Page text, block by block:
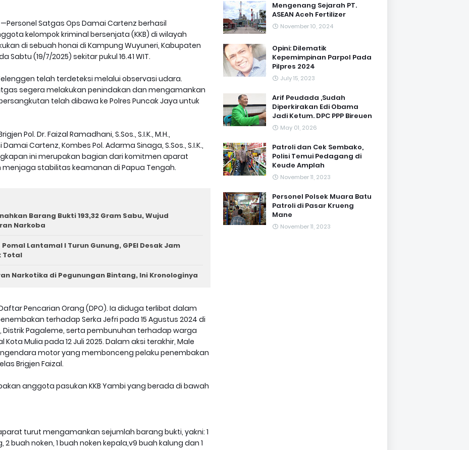
—Personel Satgas Ops Damai Cartenz berhasil
kelompok kriminal bersenjata (KKB) di wilayah
di sebuah honai di Kampung Wuyuneri, Kabupaten
Sabtu (19/7/2025) sekitar pukul 16.41 WIT.
telah terdeteksi melalui observasi udara.
segera melakukan penindakan dan mengamankan
telah dibawa ke Polres Puncak Jaya untuk
Pol. Dr. Faizal Ramadhani, S.Sos., S.I.K., M.H.,
Cartenz, Kombes Pol. Adarma Sinaga, S.Sos., S.I.K.,
ini merupakan bagian dari komitmen aparat
stabilitas keamanan di Papua Tengah.
Barang Bukti 193,32 Gram Sabu, Wujud
Narkoba
Pomal Lantamal I Turun Gunung, GPEI Desak Jam
Total
Narkotika di Pegunungan Bintang, Ini Kronologinya
Pencarian Orang (DPO). Ia diduga terlibat dalam
terhadap Serka Jefri pada 15 Agustus 2024 di
Distrik Pagaleme, serta pembunuhan terhadap warga
Kota Mulia pada 12 Juli 2025. Dalam aksi terakhir, Male
motor yang membonceng pelaku penembakan
Brigjen Faizal.
anggota pasukan KKB Yambi yang berada di bawah
turut mengamankan sejumlah barang bukti, yakni: 1
buah noken, 1 buah noken kepala,v9 buah kalung dan 1
Mengenang Sejarah PT.
ASEAN Aceh Fertilizer
November 10, 2024
Opini: Dilematik
Kepemimpinan Parpol Pada
Pilpres 2024
July 15, 2023
Arif Peudada ,Sudah
Diperkirakan Edi Obama
Jadi Ketum. DPC PPP Bireuen
May 01, 2026
Patroli dan Cek Sembako,
Polisi Temui Pedagang di
Keude Amplah
November 11, 2023
Personel Polsek Muara Batu
Patroli di Pasar Krueng
Mane
November 11, 2023